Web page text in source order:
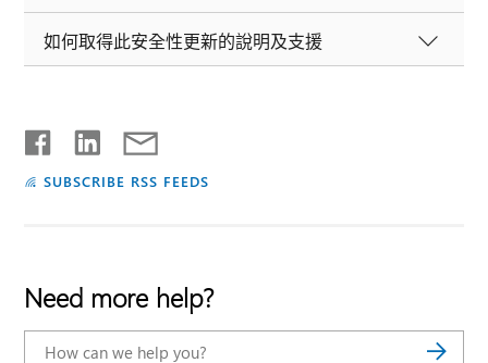
如何取得此安全性更新的說明及支援
SUBSCRIBE RSS FEEDS
Need more help?